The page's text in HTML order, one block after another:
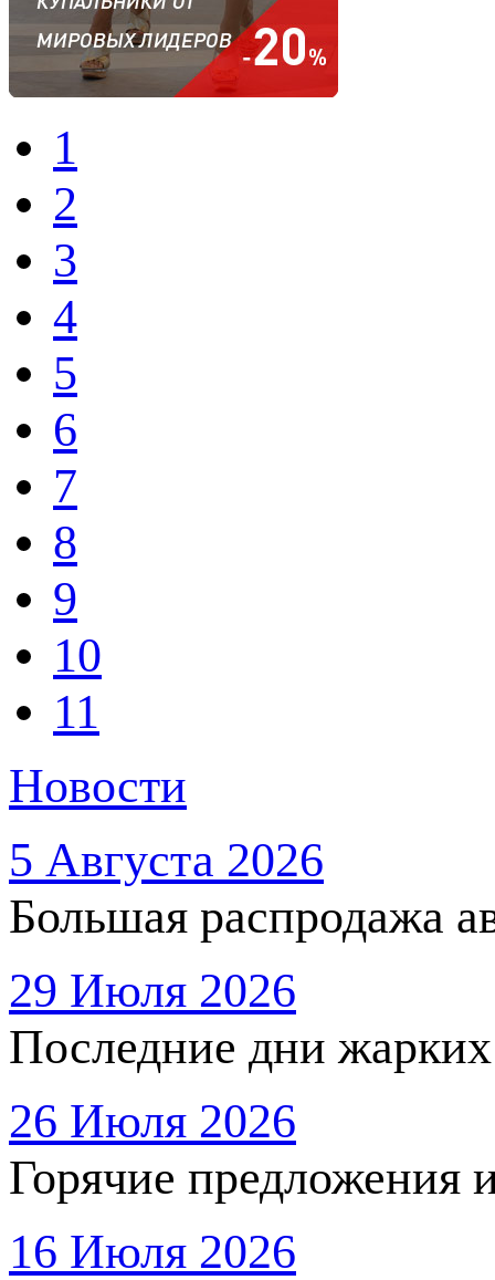
1
2
3
4
5
6
7
8
9
10
11
Новости
5 Августа 2026
Большая распродажа
29 Июля 2026
Последние дни
26 Июля 2026
Горячие предложения
16 Июля 2026